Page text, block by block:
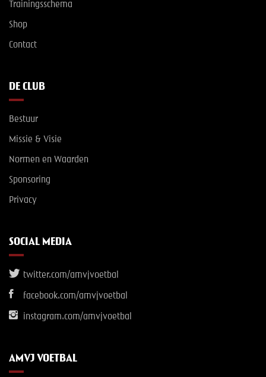
Trainingsschema
Shop
Contact
DE CLUB
Bestuur
Missie & Visie
Normen en Waarden
Sponsoring
Privacy
SOCIAL MEDIA
twitter.com/amvjvoetbal
facebook.com/amvjvoetbal
instagram.com/amvjvoetbal
AMVJ VOETBAL